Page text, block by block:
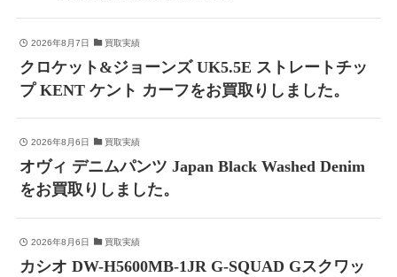
2026年8月7日 買取実績
クロケット&ジョーンズ UK5.5E ストレートチッ
プ KENT ケント カーフをお買取りしました。
2026年8月6日 買取実績
オヴィ デニムパンツ Japan Black Washed Denim
をお買取りしました。
2026年8月6日 買取実績
カシオ DW-H5600MB-1JR G-SQUAD Gスクワッ